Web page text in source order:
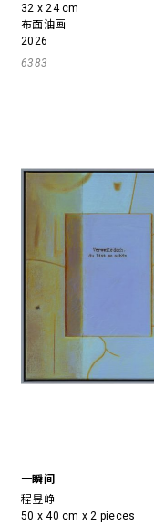
32 x 24 cm
布面油画
2026
6383
一瞬间
程昱峥
50 x 40 cm x 2 pieces